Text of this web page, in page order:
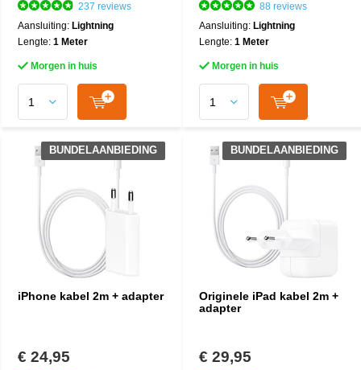
237 reviews
Aansluiting: Lightning
Lengte: 1 Meter
Morgen in huis
88 reviews
Aansluiting: Lightning
Lengte: 1 Meter
Morgen in huis
iPhone kabel 2m + adapter
BUNDELAANBIEDING
€ 24,95
Originele iPad kabel 2m +
adapter
BUNDELAANBIEDING
€ 29,95